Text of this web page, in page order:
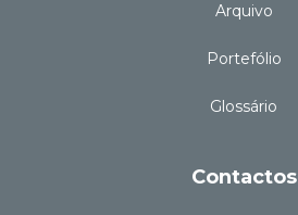
Arquivo
Portefólio
Glossário
Contactos